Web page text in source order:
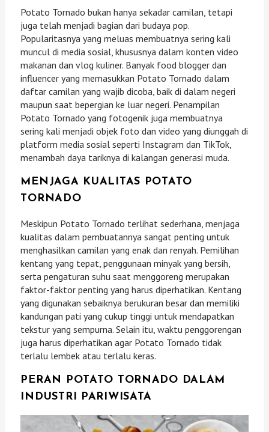
Potato Tornado bukan hanya sekadar camilan, tetapi
juga telah menjadi bagian dari budaya pop.
Popularitasnya yang meluas membuatnya sering kali
muncul di media sosial, khususnya dalam konten video
makanan dan vlog kuliner. Banyak food blogger dan
influencer yang memasukkan Potato Tornado dalam
daftar camilan yang wajib dicoba, baik di dalam negeri
maupun saat bepergian ke luar negeri. Penampilan
Potato Tornado yang fotogenik juga membuatnya
sering kali menjadi objek foto dan video yang diunggah di
platform media sosial seperti Instagram dan TikTok,
menambah daya tariknya di kalangan generasi muda.
MENJAGA KUALITAS POTATO
TORNADO
Meskipun Potato Tornado terlihat sederhana, menjaga
kualitas dalam pembuatannya sangat penting untuk
menghasilkan camilan yang enak dan renyah. Pemilihan
kentang yang tepat, penggunaan minyak yang bersih,
serta pengaturan suhu saat menggoreng merupakan
faktor-faktor penting yang harus diperhatikan. Kentang
yang digunakan sebaiknya berukuran besar dan memiliki
kandungan pati yang cukup tinggi untuk mendapatkan
tekstur yang sempurna. Selain itu, waktu penggorengan
juga harus diperhatikan agar Potato Tornado tidak
terlalu lembek atau terlalu keras.
PERAN POTATO TORNADO DALAM
INDUSTRI PARIWISATA